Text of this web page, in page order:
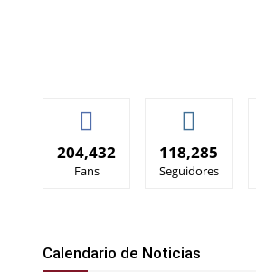
204,432
Fans
118,285
Seguidores
Calendario de Noticias